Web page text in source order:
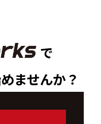
で
ませんか？